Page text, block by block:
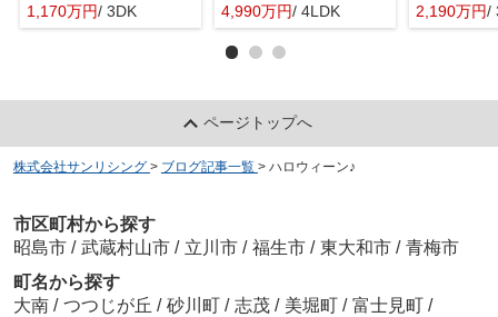
1,170万円/ 3DK
4,990万円/ 4LDK 2,190万円/
ページトップへ
株式会社サンリシング > ブログ記事一覧 > ハロウィーン♪
市区町村から探す
昭島市 / 武蔵村山市 / 立川市 / 福生市 / 東大和市 / 青梅市
町名から探す
大南 / つつじが丘 / 砂川町 / 志茂 / 美堀町 / 富士見町 /